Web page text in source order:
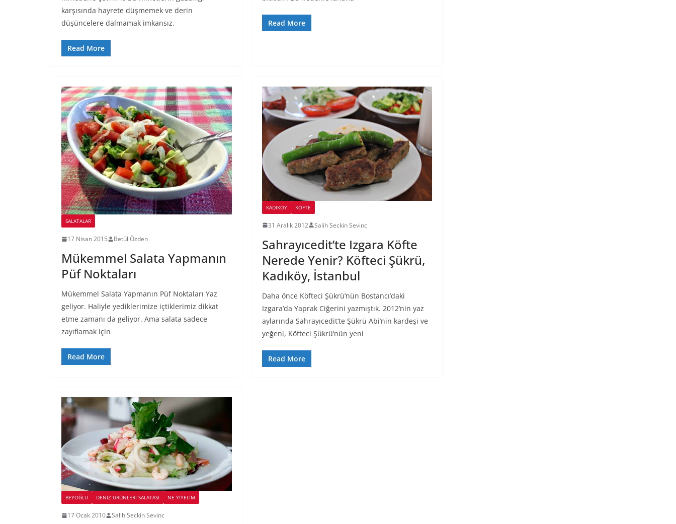
karşısında hayrete düşmemek ve derin
düşüncelere dalmamak imkansız.
Read More
Read More
SALATALAR
17 Nisan 2015 Betül Özden
Mükemmel Salata Yapmanın
Püf Noktaları
Mükemmel Salata Yapmanın Püf Noktaları Yaz
geliyor. Haliyle yediklerimize içtiklerimiz dikkat
etme zamanı da geliyor. Ama salata sadece
zayıflamak için
Read More
KADIKÖY KÖFTE
31 Aralık 2012 Salih Seckin Sevinc
Sahrayıcedit’te Izgara Köfte
Nerede Yenir? Köfteci Şükrü,
Kadıköy, İstanbul
Daha önce Köfteci Şükrü‘nün Bostancı’daki
Izgara’da Yaprak Ciğerini yazmıştık. 2012’nin yaz
aylarında Sahrayıcedit’te Şükrü Abi’nin kardeşi ve
yeğeni, Köfteci Şükrü’nün yeni
Read More
BEYOĞLU DENIZ ÜRÜNLERI SALATASI NE YİYELİM
17 Ocak 2010 Salih Seckin Sevinc